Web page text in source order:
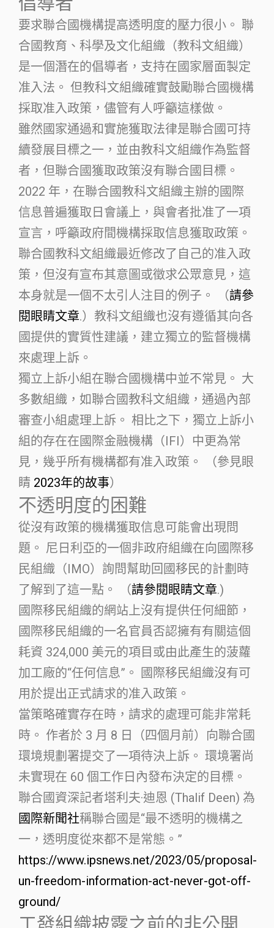
要求聯合國機構提高透明度的壓力很小。 聯
合國教育、科學及文化組織（教科文組織）
是一個潛在的倡導者，支持在國家層面製定
准入法。 但教科文組織確實鼓勵聯合國機構
採取准入政策，儘管有人呼籲這樣做。
雖然國家通過和實施獲取法律是聯合國可持
續發展目標之一，並由教科文組織作為監督
者，但聯合國獲取政策沒有聯合國目標。
2022 年，在聯合國教科文組織主辦的國際
信息普遍獲取日會議上，與會者批准了一項
宣言，呼籲政府間機構採取信息獲取政策。
聯合國教科文組織最近修改了自己的准入政
策，但沒有宣布其意圖或徵求公眾意見，這
本身就是一個不太引人注目的例子。 （請參
閱眼睛文章.）教科文組織也沒有遵循其向各
國提供的實質性建議，建立獨立的監督機構
來處理上訴。
獨立上訴小組在聯合國機構中並不常見。 大
多數組織，如聯合國教科文組織，通過內部
審查小組處理上訴。 相比之下，獨立上訴小
組的存在在國際金融機構（IFI）中更為常
見，幾乎所有機構都有准入政策。 （參見眼
睛 2023年的故事）
不透明度的困難
從沒有政策的機構獲取信息可能會出現問
題。 尼日利亞的一個非政府組織在向國際移
民組織（IMO）詢問幫助回國移民的計劃時
了解到了這一點。 （請參閱眼睛文章.)
國際移民組織的網站上沒有提供任何細節，
國際移民組織的一名官員否認擁有有關這個
耗資 324,000 美元的項目或由此產生的菠蘿
加工廠的“任何信息”。 國際移民組織沒有可
用於提出正式請求的准入政策。
當策略確實存在時，請求的處理可能非常耗
時。 作者於 3 月 8 日（四個月前）向聯合國
環境規劃署提交了一項待決上訴。 環境署尚
未實現在 60 個工作日內發布決定的目標。
聯合國資深記者塔利夫·迪恩 (Thalif Deen) 為
國際新聞社稱聯合國是“最不透明的機構之
一，透明度從來都不是常態。”
https://www.ipsnews.net/2023/05/proposal-
un-freedom-information-act-never-got-off-
ground/